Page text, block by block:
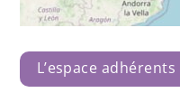
L’espace adhérents